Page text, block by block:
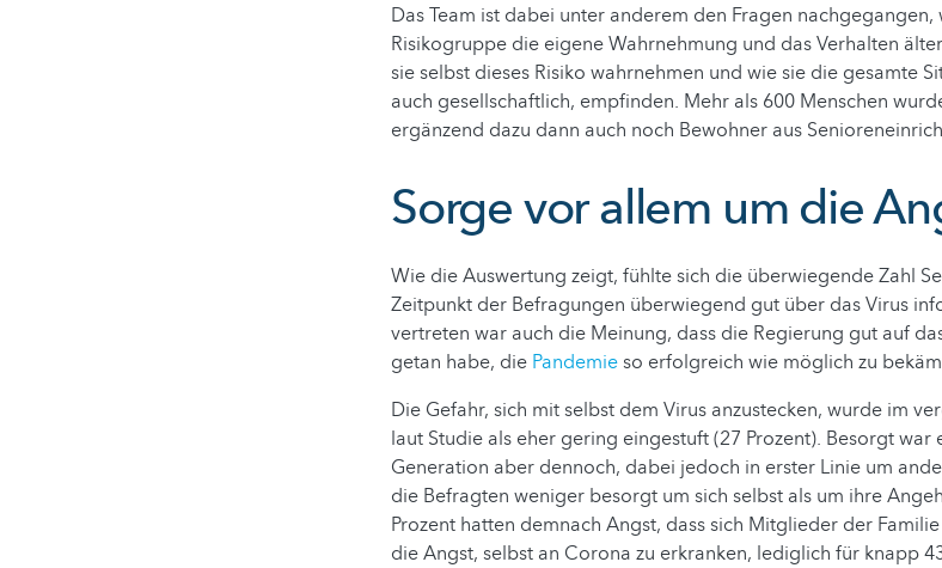
Das Team ist dabei unter anderem den Fragen
Risikogruppe die eigene Wahrnehmung und das Verhalten
sie selbst dieses Risiko wahrnehmen und wie sie die gesamte
auch gesellschaftlich, empfinden. Mehr als 600 Menschen
ergänzend dazu dann auch noch Bewohner aus
Sorge vor allem um die
Wie die Auswertung zeigt, fühlte sich die überwiegende Zahl
Zeitpunkt der Befragungen überwiegend gut über das Virus
vertreten war auch die Meinung, dass die Regierung gut auf
getan habe, die Pandemieso erfolgreich wie möglich zu
Die Gefahr, sich mit selbst dem Virus anzustecken, wurde im
laut Studie als eher gering eingestuft (27 Prozent). Besorgt war
Generation aber dennoch, dabei jedoch in erster Linie um
die Befragten weniger besorgt um sich selbst als um ihre
Prozent hatten demnach Angst, dass sich Mitglieder der
die Angst, selbst an Corona zu erkranken, lediglich für knapp